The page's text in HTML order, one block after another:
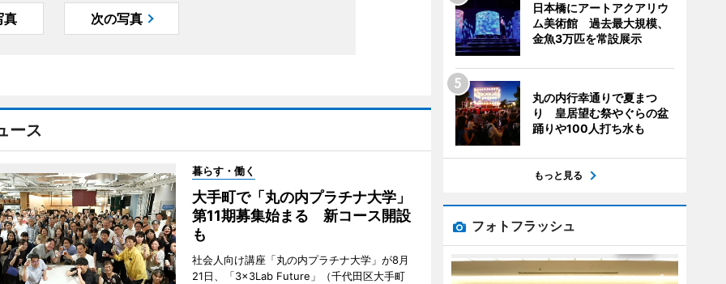
真 次の写真
ース
暮らす・働く
大手町で「丸の内プラチナ大学」
第11期募集始まる 新コース開設
も
社会人向け講座「丸の内プラチナ大学」が8月
21日、「3×3Lab Future」（千代田区大手町
日本橋にアートアクアリウ
ム美術館 過去最大規模、
金魚3万匹を常設展示
丸の内行幸通りで夏まつ
り 皇居望む祭やぐらの盆
踊りや100人打ち水も
もっと見る
フォトフラッシュ